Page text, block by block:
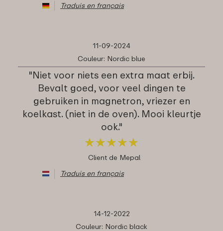
Traduis en français
11-09-2024
Couleur: Nordic blue
"Niet voor niets een extra maat erbij.
Bevalt goed, voor veel dingen te
gebruiken in magnetron, vriezer en
koelkast. (niet in de oven). Mooi kleurtje
ook."
★★★★★
★★★★★
Client de Mepal
Traduis en français
14-12-2022
Couleur: Nordic black